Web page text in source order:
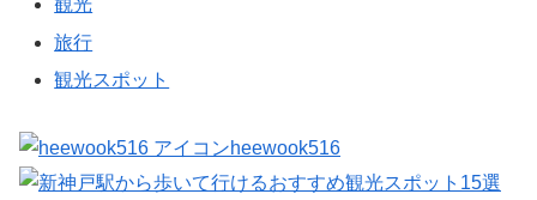
観光
旅行
観光スポット
heewook516